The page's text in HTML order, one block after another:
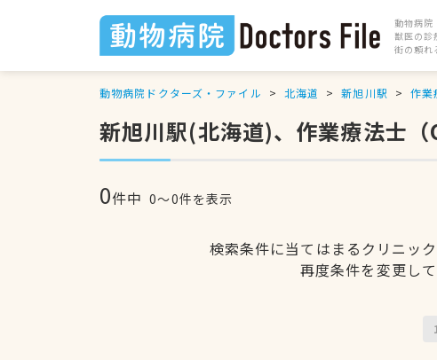
動物病院
獣医の診
街の頼
動物病院ドクターズ・ファイル 北海道 新旭川駅 作業
新旭川駅(北海道)、作業療法士
0件中 0〜0件を表示
検索条件に当てはまるクリニッ
再度条件を変更し